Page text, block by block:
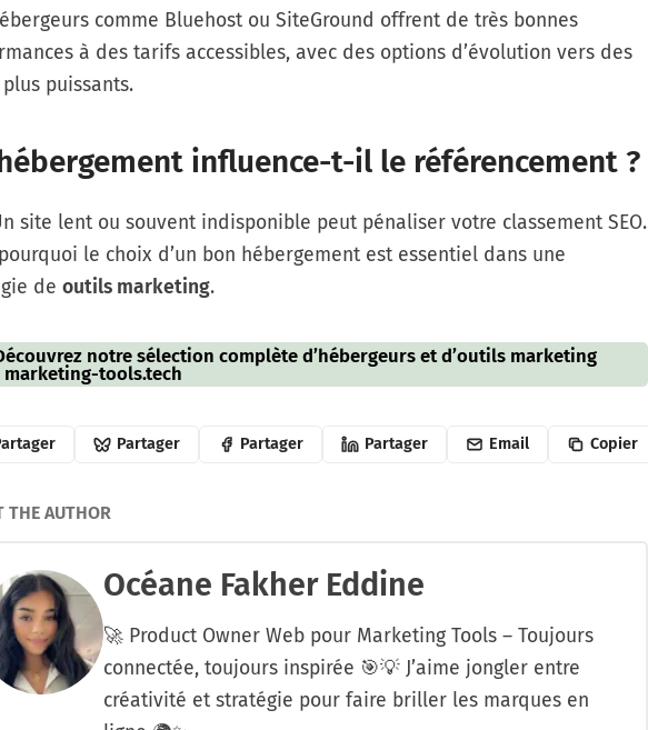
comme Bluehost ou SiteGround offrent de très bonnes
à des tarifs accessibles, avec des options d’évolution vers des
puissants.
influence-t-il le référencement ?
site lent ou souvent indisponible peut pénaliser votre classement SEO.
pourquoi le choix d’un bon hébergement est essentiel dans une
de outils marketing.
notre sélection complète d’hébergeurs et d’outils marketing
marketing-tools.tech
Partager Partager Partager Email Copier
THE AUTHOR
Océane Fakher Eddine
🚀 Product Owner Web pour Marketing Tools – Toujours
connectée, toujours inspirée 🎯💡 J’aime jongler entre
créativité et stratégie pour faire briller les marques en